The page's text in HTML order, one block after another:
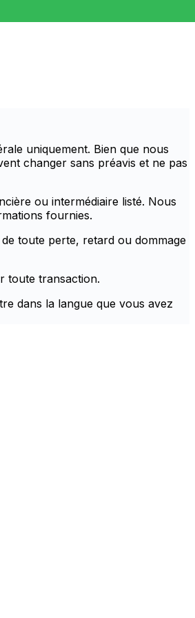
uniquement. Bien que nous
changer sans préavis et ne pas
ou intermédiaire listé. Nous
fournies.
toute perte, retard ou dommage
toute transaction.
dans la langue que vous avez